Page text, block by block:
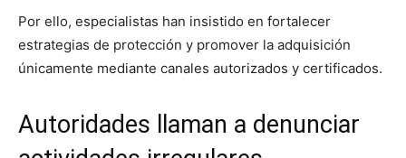
Por ello, especialistas han insistido en fortalecer
estrategias de protección y promover la adquisición
únicamente mediante canales autorizados y certificados.
Autoridades llaman a denunciar